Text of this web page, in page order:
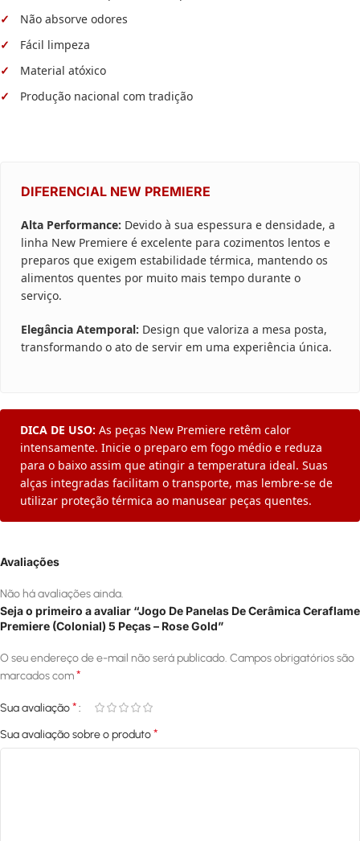
Não absorve odores
Fácil limpeza
Material atóxico
Produção nacional com tradição
DIFERENCIAL NEW PREMIERE
Alta Performance: Devido à sua espessura e densidade, a
linha New Premiere é excelente para cozimentos lentos e
preparos que exigem estabilidade térmica, mantendo os
alimentos quentes por muito mais tempo durante o
serviço.
Elegância Atemporal: Design que valoriza a mesa posta,
transformando o ato de servir em uma experiência única.
DICA DE USO: As peças New Premiere retêm calor
intensamente. Inicie o preparo em fogo médio e reduza
para o baixo assim que atingir a temperatura ideal. Suas
alças integradas facilitam o transporte, mas lembre-se de
utilizar proteção térmica ao manusear peças quentes.
Avaliações
Não há avaliações ainda.
Seja o primeiro a avaliar “Jogo De Panelas De Cerâmica Ceraflame
Premiere (Colonial) 5 Peças – Rose Gold”
O seu endereço de e-mail não será publicado. Campos obrigatórios são
marcados com*
Sua avaliação*
Sua avaliação sobre o produto*